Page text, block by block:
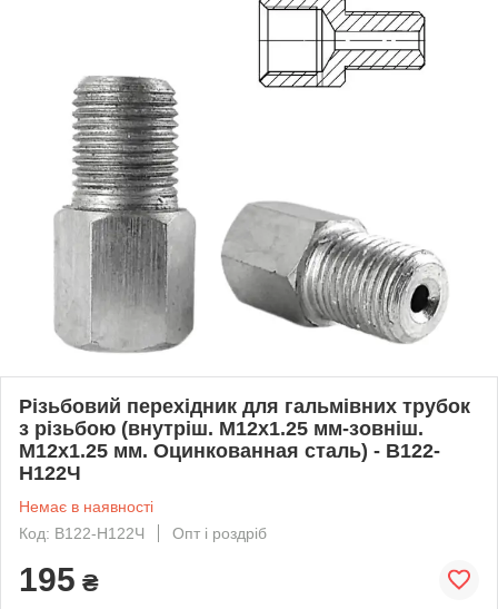
Різьбовий перехідник для гальмівних трубок
з різьбою (внутріш. М12x1.25 мм-зовніш.
М12x1.25 мм. Оцинкованная сталь) - В122-
Н122Ч
Немає в наявності
Код: В122-Н122Ч
Опт і роздріб
195 ₴